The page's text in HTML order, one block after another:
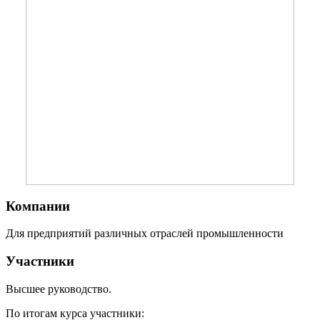
Компании
Для предприятий различных отраслей промышленности
Участники
Высшее руководство.
По итогам курса участники: